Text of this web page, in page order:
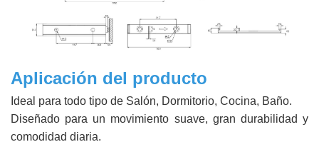
Aplicación del producto
Ideal para todo tipo de Salón, Dormitorio, Cocina, Baño.
Diseñado para un movimiento suave, gran durabilidad y
comodidad diaria.